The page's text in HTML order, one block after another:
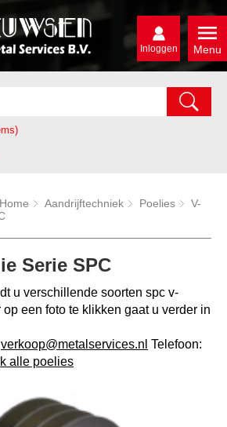
Menu
Inloggen
Home Aandrijftechniek Poelies
V-
Serie SPC
u verschillende soorten spc v-
een foto te klikken gaat u verder in
verkoop@metalservices.nl Telefoon:
alle poelies